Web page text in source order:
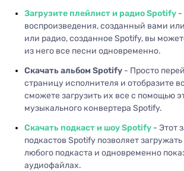
Загрузите плейлист и радио Spotify -
воспроизведения, созданный вами
или радио, созданное Spotify, вы
из него все песни одновременно.
Скачать альбом Spotify- Просто
страницу исполнителя и отобразите
сможете загрузить их все с помощью
музыкального конвертера Spotify.
Скачать подкаст и шоу Spotify- Этот
подкастов Spotify позволяет
любого подкаста и одновременно
аудиофайлах.